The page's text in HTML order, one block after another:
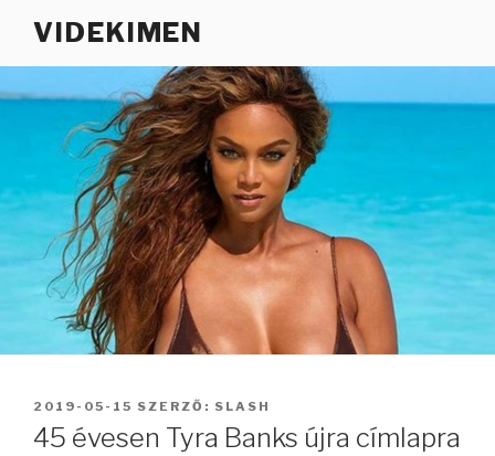
VIDEKIMEN
BEKÜLDVE:
2019-05-15 SZERZŐ: SLASH
45 évesen Tyra Banks újra címlapra